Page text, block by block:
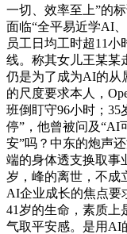
一切、效率至上”的
面临“全平易近学AI
员工日均工时超11
线。称其女儿王某某
仍是为了成为AI的从
的尺度要求本人，
班倒盯守96小时；35
停”，他曾被问及“AI
安”吗？中东的炮声
端的身体透支换取事
岁，峰的离世，不成
AI企业成长的焦点要
41岁的生命，素质上
气取平安感。是用AI